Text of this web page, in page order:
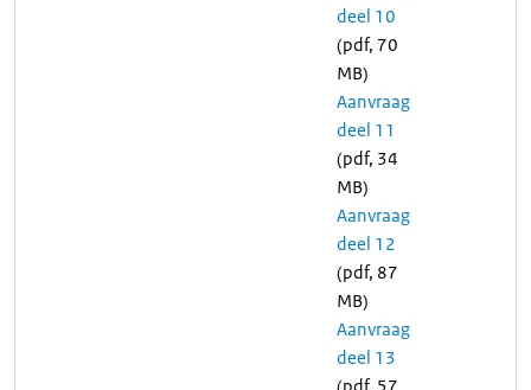
deel 10
(pdf, 70
MB)
Aanvraag
deel 11
(pdf, 34
MB)
Aanvraag
deel 12
(pdf, 87
MB)
Aanvraag
deel 13